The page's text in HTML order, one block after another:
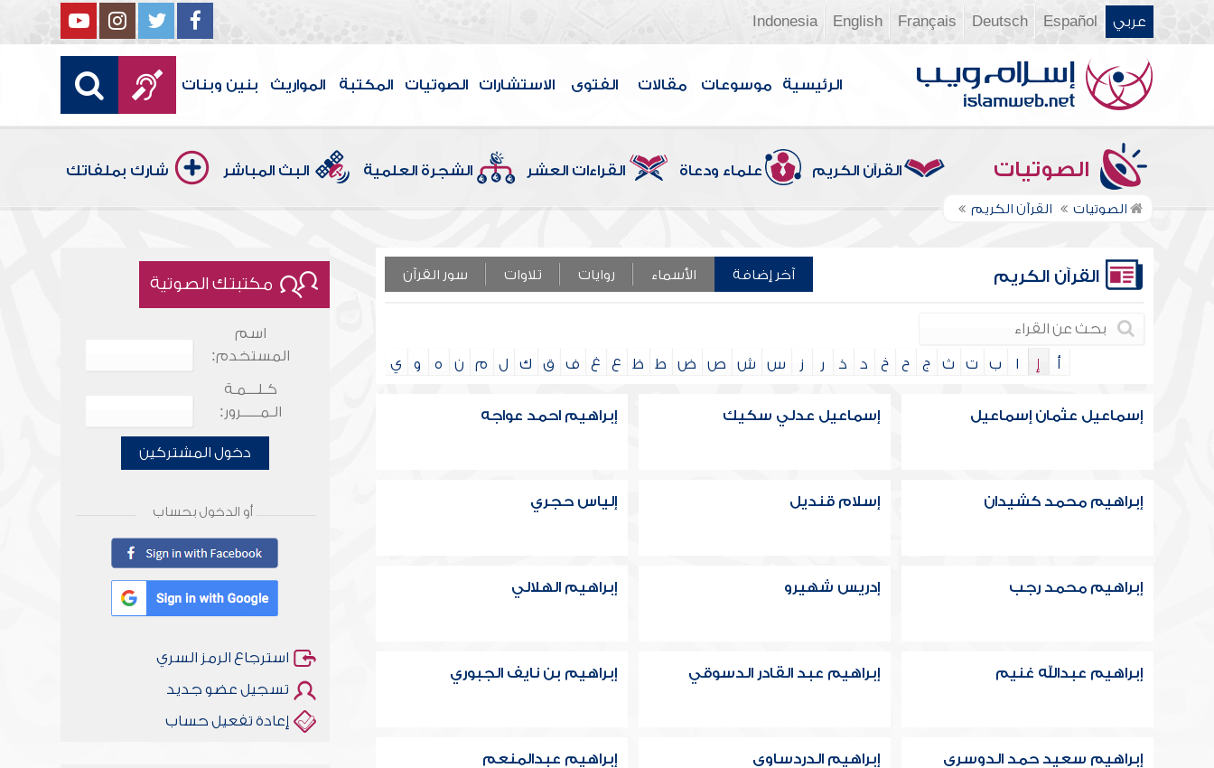
عربي Español
Deutsch
Français
English
Indonesia
الرئيسية موسوعات مقالات الفتوى الاستشارات الصوتيات المكتبة المواريث بنين وبنات
الصوتيات القرآن الكريم علماء ودعاة القراءات العشر الشجرة العلمية البث المباشر شارك بملفاتك
الصوتيات القرآن الكريم
القرآن الكريم آخر إضافة الأسماء روايات تلاوات سور القرآن
أ إ ا ب ت ث ج ح خ د ذ ر ز س ش ص ض ط ظ ع غ ف ق ك ل م ن ه و ي
إسماعيل عثمان إسماعيل إسماعيل عدلي سكيك إبراهيم احمد عواجه
إبراهيم محمد كشيدان إسلام قنديل إلياس حجري
إبراهيم محمد رجب إدريس شهيرو إبراهيم الهلالي
إبراهيم عبدالله غنيم إبراهيم عبد القادر الدسوقي إبراهيم بن نايف الجبوري
إبراهيم سعيد حمد الدوسري إبراهيم الدردساوي إبراهيم عبدالمنعم
مكتبتك الصوتية
اسم
المستخدم:
كـلـــمـة
الـمـــــرور:
دخول المشتركين
أو الدخول بحساب
استرجاع الرمز السري
تسجيل عضو جديد
إعادة تفعيل حساب